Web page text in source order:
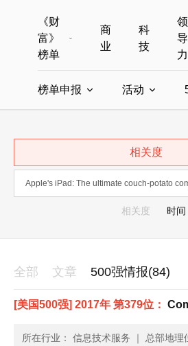
《财
富》
榜单
全部榜单
中国最具影响力商界女性
商
业
科
技
领
导
力
榜单申报 活动
相关度
相关度 时间
全部 文章 500强情报(84)
[美国500强] 2017年 第379位：
所在行业： 信息技术服务 ｜ 总部地理